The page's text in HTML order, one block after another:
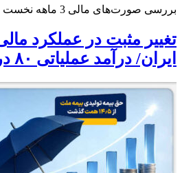
بررسی صورت‌های مالی 3 ماهه نخست 1405 نشان داد
تغییر مثبت در عملکرد
ایران/ درآمد عملیاتی ۸۰ درصد رشد کرد